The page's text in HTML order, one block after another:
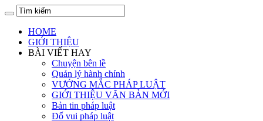
HOME
GIỚI THIỆU
BÀI VIẾT HAY
Chuyện bên lề
Quản lý hành chính
VƯỚNG MẮC PHÁP LUẬT
GIỚI THIỆU VĂN BẢN MỚI
Bản tin pháp luật
Đố vui pháp luật